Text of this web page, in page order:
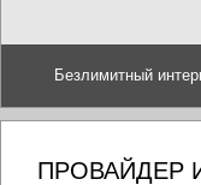
Безлимитный
ПРОВАЙДЕР